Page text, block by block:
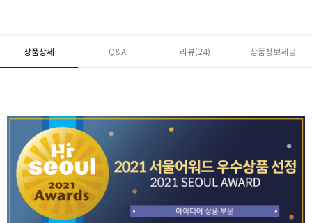
상품상세 Q&A 리뷰(24) 상품정보제공